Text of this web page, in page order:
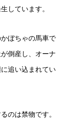
しています。
ぼちゃの馬車で
倒産し、オーナ
追い込まれてい
のは禁物です。